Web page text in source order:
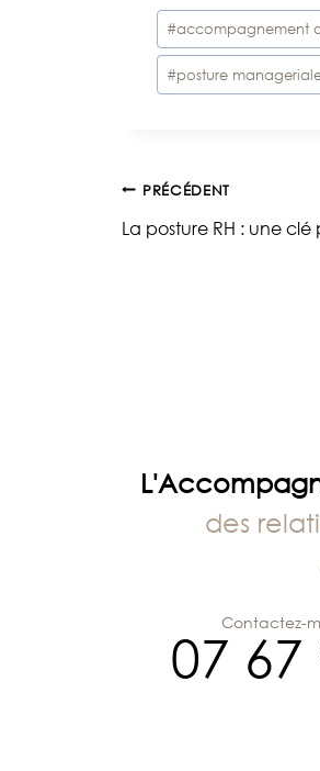
Étiquettes
de
la
#accompagnement
#posture
PRÉCÉDENT
La posture RH : une
des
07 67
Contactez-